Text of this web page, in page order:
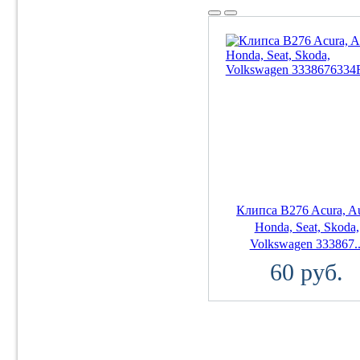
Клипса B276 Acura,
Honda, Seat, Skoda,
Volkswagen
60 руб.